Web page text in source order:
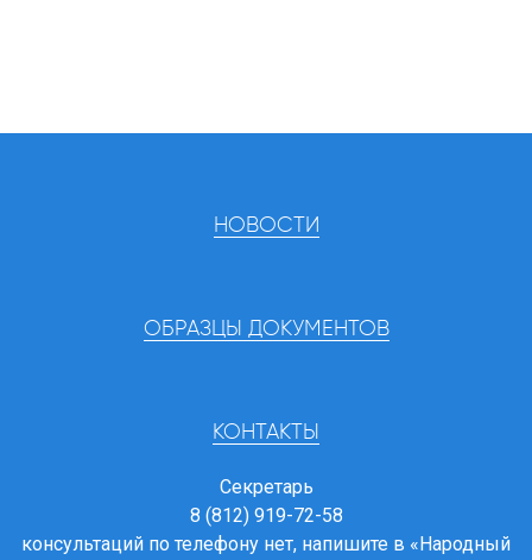
НОВОСТИ
ОБРАЗЦЫ ДОКУМЕНТОВ
КОНТАКТЫ
Секретарь
8 (812) 919-72-58
консультаций по телефону нет, напишите в «Народный